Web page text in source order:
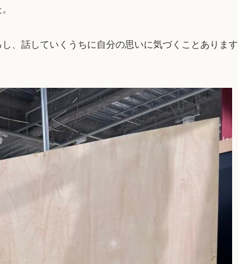
、話していくうちに自分の思いに気づくことあります